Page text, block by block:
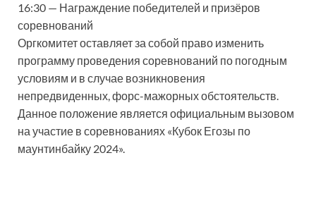
16:30 — Награждение победителей и призёров
соревнований
Оргкомитет оставляет за собой право изменить
программу проведения соревнований по погодным
условиям и в случае возникновения
непредвиденных, форс-мажорных обстоятельств.
Данное положение является официальным вызовом
на участие в соревнованиях «Кубок Егозы по
маунтинбайку 2024».